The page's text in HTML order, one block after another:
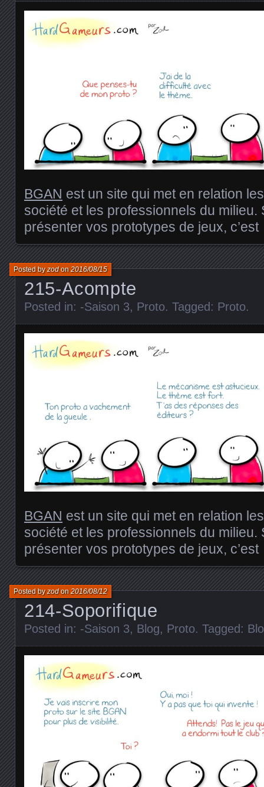
BGAN est un site qui met en relation
société et les professionnels du milieu.
présenter vos prototypes de jeux,
215-Acompte
Posted byzodon2016/08/15
Posted in: -Saison 3, Proto. Tagged: Proto.
BGAN est un site qui met en relation
société et les professionnels du milieu.
présenter vos prototypes de jeux,
214-Soporifique
Posted byzodon2016/08/12
Posted in: -Saison 3, Blog, Proto. Tagged: